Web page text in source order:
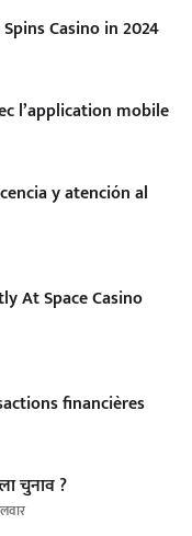
Casino in 2024
l’application mobile
y atención al
At Space Casino
financières
चुनाव ?